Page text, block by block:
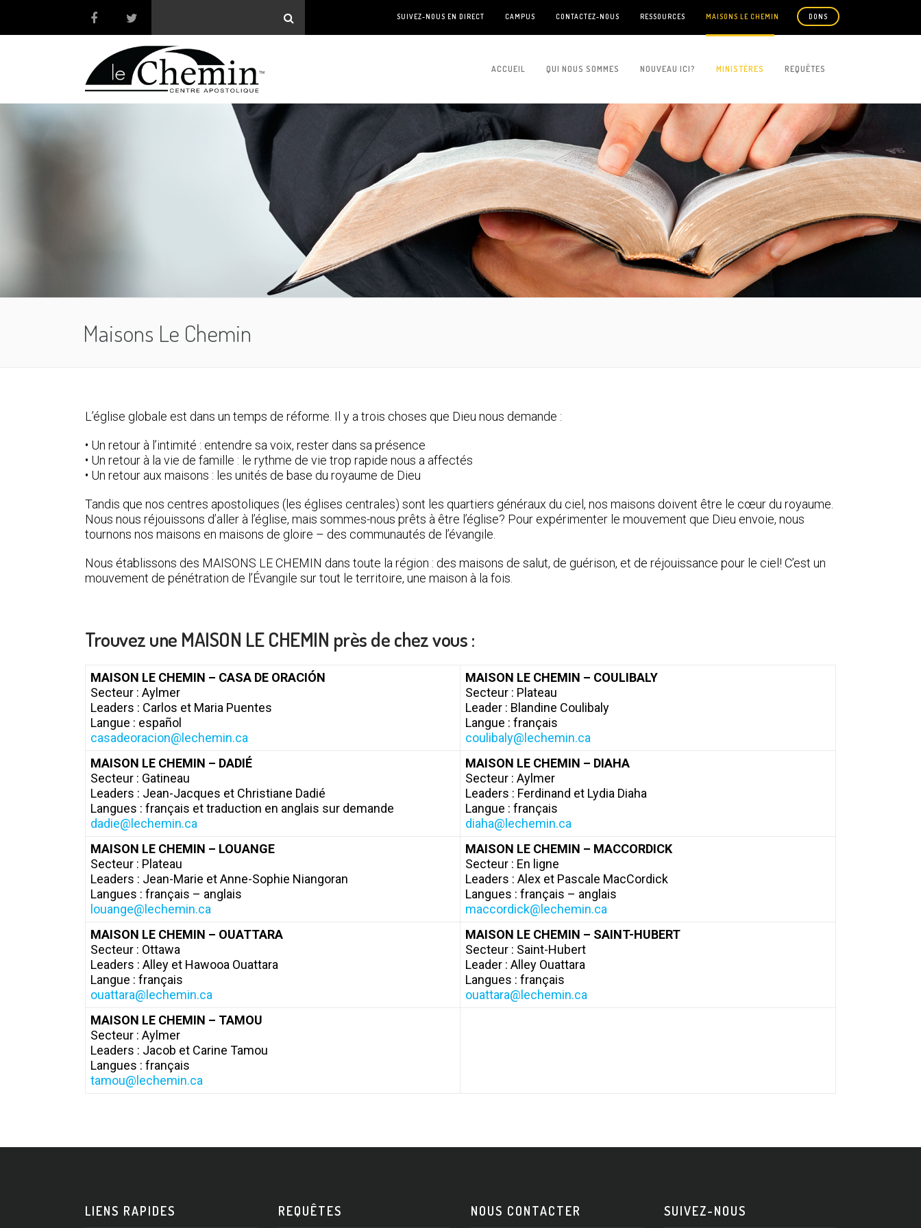
SUIVEZ-NOUS EN DIRECT CAMPUS CONTACTEZ-NOUS RESSOURCES MAISONS LE CHEMIN DONS
ACCUEIL QUI NOUS SOMMES NOUVEAU ICI? MINISTÈRES REQUÊTES
Maisons Le Chemin
L’église globale est dans un temps de réforme. Il y a trois choses que Dieu nous demande :
• Un retour à l’intimité : entendre sa voix, rester dans sa présence
• Un retour à la vie de famille : le rythme de vie trop rapide nous a affectés
• Un retour aux maisons : les unités de base du royaume de Dieu
Tandis que nos centres apostoliques (les églises centrales) sont les quartiers généraux du ciel, nos maisons doivent être le cœur du royaume.
Nous nous réjouissons d’aller à l’église, mais sommes-nous prêts à être l’église? Pour expérimenter le mouvement que Dieu envoie, nous
tournons nos maisons en maisons de gloire – des communautés de l’évangile.
Nous établissons des MAISONS LE CHEMIN dans toute la région : des maisons de salut, de guérison, et de réjouissance pour le ciel! C’est un
mouvement de pénétration de l’Évangile sur tout le territoire, une maison à la fois.
Trouvez une MAISON LE CHEMIN près de chez vous :
MAISON LE CHEMIN – CASA DE ORACIÓN
Secteur : Aylmer
Leaders : Carlos et Maria Puentes
Langue : español
casadeoracion@lechemin.ca
MAISON LE CHEMIN – COULIBALY
Secteur : Plateau
Leader : Blandine Coulibaly
Langue : français
coulibaly@lechemin.ca
MAISON LE CHEMIN – DADIÉ
Secteur : Gatineau
Leaders : Jean-Jacques et Christiane Dadié
Langues : français et traduction en anglais sur demande
dadie@lechemin.ca
MAISON LE CHEMIN – DIAHA
Secteur : Aylmer
Leaders : Ferdinand et Lydia Diaha
Langue : français
diaha@lechemin.ca
MAISON LE CHEMIN – LOUANGE
Secteur : Plateau
Leaders : Jean-Marie et Anne-Sophie Niangoran
Langues : français – anglais
louange@lechemin.ca
MAISON LE CHEMIN – MACCORDICK
Secteur : En ligne
Leaders : Alex et Pascale MacCordick
Langues : français – anglais
maccordick@lechemin.ca
MAISON LE CHEMIN – OUATTARA
Secteur : Ottawa
Leaders : Alley et Hawooa Ouattara
Langue : français
ouattara@lechemin.ca
MAISON LE CHEMIN – SAINT-HUBERT
Secteur : Saint-Hubert
Leader : Alley Ouattara
Langues : français
ouattara@lechemin.ca
MAISON LE CHEMIN – TAMOU
Secteur : Aylmer
Leaders : Jacob et Carine Tamou
Langues : français
tamou@lechemin.ca
LIENS RAPIDES REQUÊTES NOUS CONTACTER SUIVEZ-NOUS